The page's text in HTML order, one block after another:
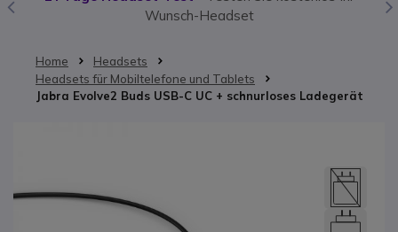
Home
Headsets
Headsets für Mobiltelefone und Tablets
Jabra Evolve2 Buds USB-C UC + schnurloses Ladegerät